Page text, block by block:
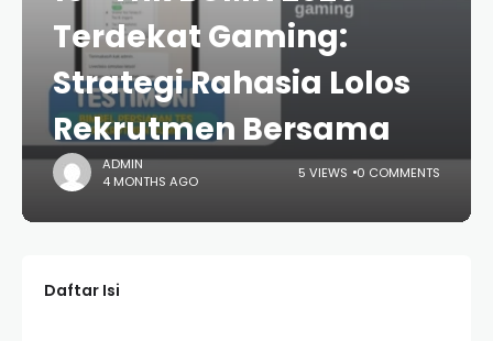
Terdekat Gaming:
Strategi Rahasia Lolos
Rekrutmen Bersama
ADMIN
4 MONTHS AGO
5 VIEWS 0 COMMENTS
Daftar Isi